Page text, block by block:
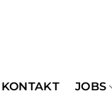
KONTAKT JOBS